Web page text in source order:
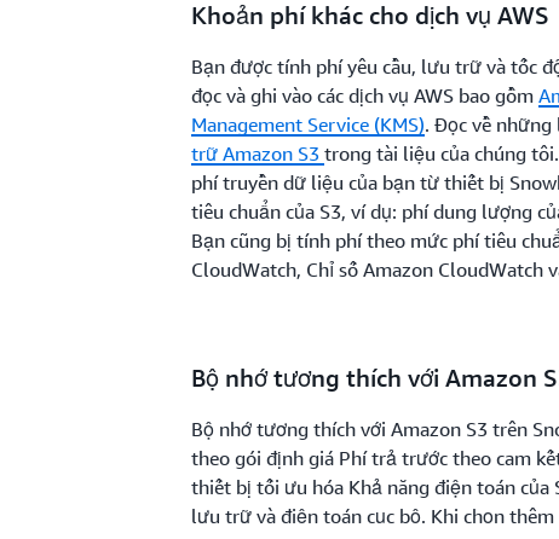
Khoản phí khác cho dịch vụ AWS
Bạn được tính phí yêu cầu, lưu trữ và tốc
đọc và ghi vào các dịch vụ AWS bao gồm
Management Service (KMS). Đọc về
trữ Amazon S3 trong tài liệu của chúng
phí truyền dữ liệu của bạn từ thiết bị
tiêu chuẩn của S3, ví dụ: phí dung lượng
Bạn cũng bị tính phí theo mức phí tiêu
CloudWatch, Chỉ số Amazon CloudWatch
Bộ nhớ tương thích với Amazon
Bộ nhớ tương thích với Amazon S3 trên
theo gói định giá Phí trả trước theo cam
thiết bị tối ưu hóa Khả năng điện toán của
lưu trữ và điện toán cục bộ. Khi chọn